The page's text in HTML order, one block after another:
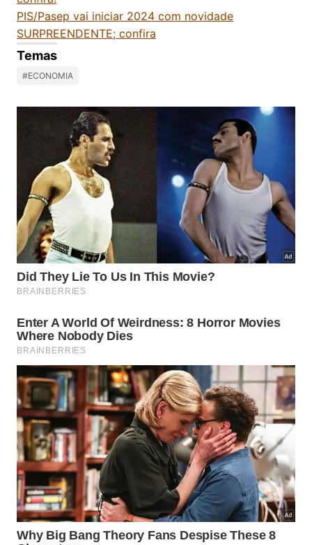
PIS/Pasep vai iniciar 2024 com novidade
SURPREENDENTE; confira
Temas
#ECONOMIA